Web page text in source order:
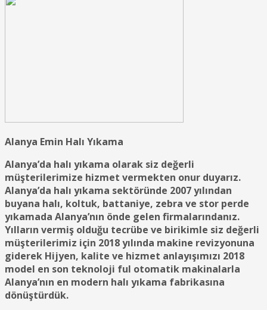
Alanya Emin Halı Yıkama
Alanya’da halı yıkama olarak siz değerli
müşterilerimize hizmet vermekten onur duyarız.
Alanya’da halı yıkama sektöründe 2007 yılından
buyana halı, koltuk, battaniye, zebra ve stor perde
yıkamada Alanya’nın önde gelen firmalarındanız.
Yılların vermiş olduğu tecrübe ve birikimle siz değerli
müşterilerimiz için 2018 yılında makine revizyonuna
giderek Hijyen, kalite ve hizmet anlayışımızı 2018
model en son teknoloji ful otomatik makinalarla
Alanya’nın en modern halı yıkama fabrikasına
dönüştürdük.